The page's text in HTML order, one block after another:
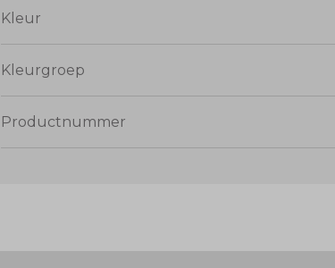
Kleur
Kleurgroep
Productnummer